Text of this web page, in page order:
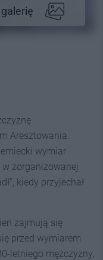
Aresztowania.
wymiar
zorganizowanej
kiedy przyjechał
zajmują się
przed wymiarem
letniego mężczyzny,